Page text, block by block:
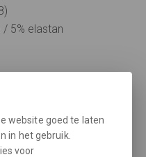
5% elastan
69,97
website goed te laten
in het gebruik.
voor